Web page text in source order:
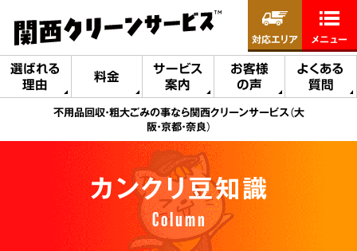
選ばれる
理由
料金
サービス
案内
お客様
の声
よくある
質問
対応エリア メニュー
不用品回収・粗大ごみの事なら関西クリーンサービス（大
阪・京都・奈良）
カンクリ豆知識
Column